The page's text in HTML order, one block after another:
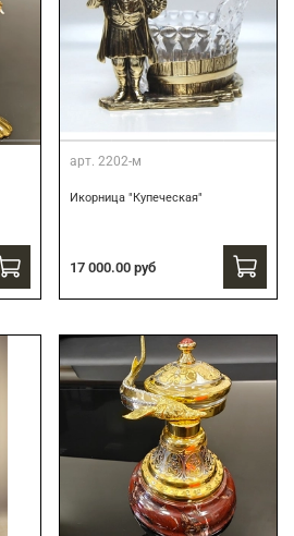
арт. 2202-м
Икорница "Купеческая"
17 000.00 руб